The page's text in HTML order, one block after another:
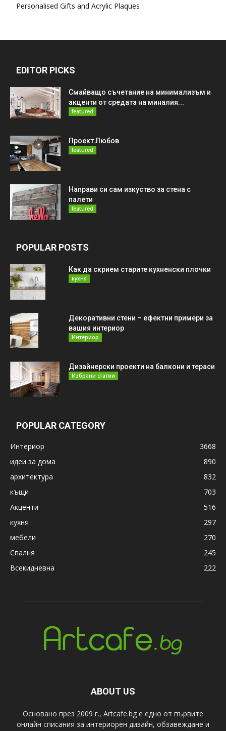
Personalised Gifts and Acrylic Plaques
EDITOR PICKS
Смайващо съчетание на минимализъм и
акценти от средата на миналия...
featured
Проект Любов
featured
Направи си сам изкуство за стена с
палети
featured
POPULAR POSTS
Как да скрием старите кухненски плочки
кухня
Декоративни стени – ефектни примери за
вашия интериор
Интериор
Дизайнерски проекти на балкони и тераси
Избрани статии
POPULAR CATEGORY
Интериор
3668
идеи за дома
890
архитектура
832
къщи
703
Акценти
516
кухня
297
мебели
270
Спалня
245
Всекидневна
222
ABOUT US
Основано през 2009 г., Artcafe.bg е едно от първите
онлайн списания за интериорен дизайн, обзавеждане и